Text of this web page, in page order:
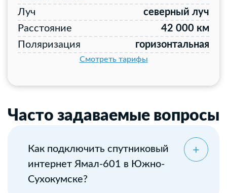
Луч
северный луч
Расстояние
42 000 км
Поляризация
горизонтальная
Смотреть тарифы
Часто задаваемые вопросы
Как подключить спутниковый
интернет Ямал-601 в Южно-
Сухокумске?